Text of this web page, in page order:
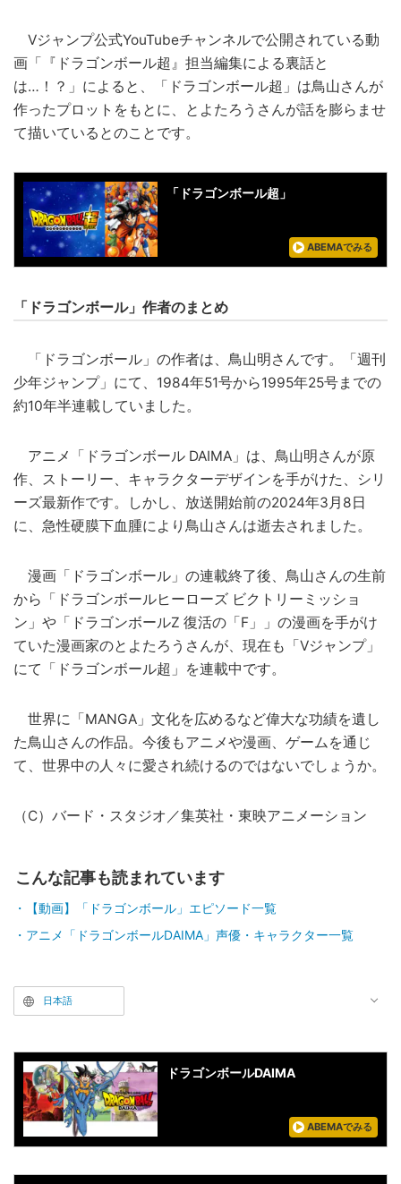
Vジャンプ公式YouTubeチャンネルで公開されている動
画「『ドラゴンボール超』担当編集による裏話と
は…！？」によると、「ドラゴンボール超」は鳥山さんが
作ったプロットをもとに、とよたろうさんが話を膨らませ
て描いているとのことです。
「ドラゴンボール超」
ABEMAでみる
「ドラゴンボール」作者のまとめ
「ドラゴンボール」の作者は、鳥山明さんです。「週刊
少年ジャンプ」にて、1984年51号から1995年25号までの
約10年半連載していました。
アニメ「ドラゴンボール DAIMA」は、鳥山明さんが原
作、ストーリー、キャラクターデザインを手がけた、シリ
ーズ最新作です。しかし、放送開始前の2024年3月8日
に、急性硬膜下血腫により鳥山さんは逝去されました。
漫画「ドラゴンボール」の連載終了後、鳥山さんの生前
から「ドラゴンボールヒーローズ ビクトリーミッショ
ン」や「ドラゴンボールZ 復活の「F」」の漫画を手がけ
ていた漫画家のとよたろうさんが、現在も「Vジャンプ」
にて「ドラゴンボール超」を連載中です。
世界に「MANGA」文化を広めるなど偉大な功績を遺し
た鳥山さんの作品。今後もアニメや漫画、ゲームを通じ
て、世界中の人々に愛され続けるのではないでしょうか。
（C）バード・スタジオ／集英社・東映アニメーション
こんな記事も読まれています
【動画】「ドラゴンボール」エピソード一覧
アニメ「ドラゴンボールDAIMA」声優・キャラクター一覧
日本語
ドラゴンボールDAIMA
ABEMAでみる